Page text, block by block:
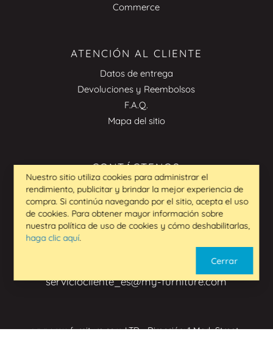
Commerce
ATENCIÓN AL CLIENTE
Datos de entrega
Devoluciones y Reembolsos
F.A.Q.
Mapa del sitio
CONTÁCTENOS
serviciocliente_es@my-furniture.com
912 15 88 86
serviciocliente_es@my-furniture.com
www.my-furniture.com LTD - Dirección: 1 Mark Street,
Nuestro sitio utiliza cookies para administrar el
rendimiento, publicitar y brindar la mejor experiencia de
compra. Si continúa navegando por el sitio, acepta el uso
de cookies. Para obtener mayor información sobre
nuestra política de uso de cookies y cómo deshabilitarlas,
haga clic aquí.
Cerrar